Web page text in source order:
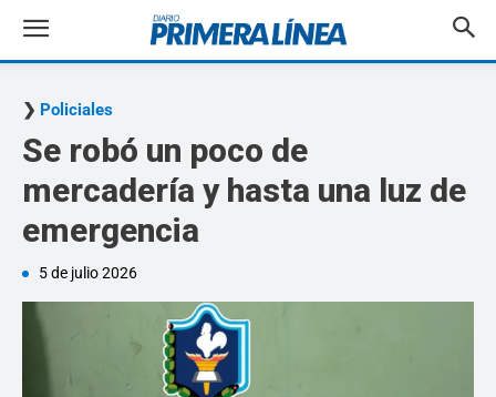
Policiales
Se robó un poco de
mercadería y hasta una luz de
emergencia
5 de julio 2026